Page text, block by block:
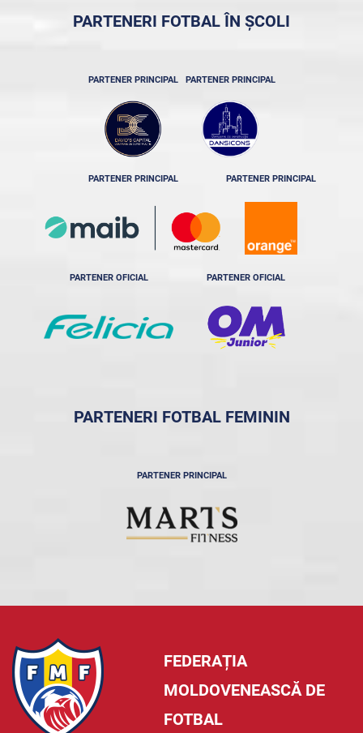
PARTENERI FOTBAL ÎN ȘCOLI
PARTENER PRINCIPAL PARTENER PRINCIPAL
PARTENER PRINCIPAL PARTENER PRINCIPAL
PARTENER OFICIAL PARTENER OFICIAL
PARTENERI FOTBAL FEMININ
PARTENER PRINCIPAL
FEDERAȚIA
MOLDOVENEASCĂ DE
FOTBAL